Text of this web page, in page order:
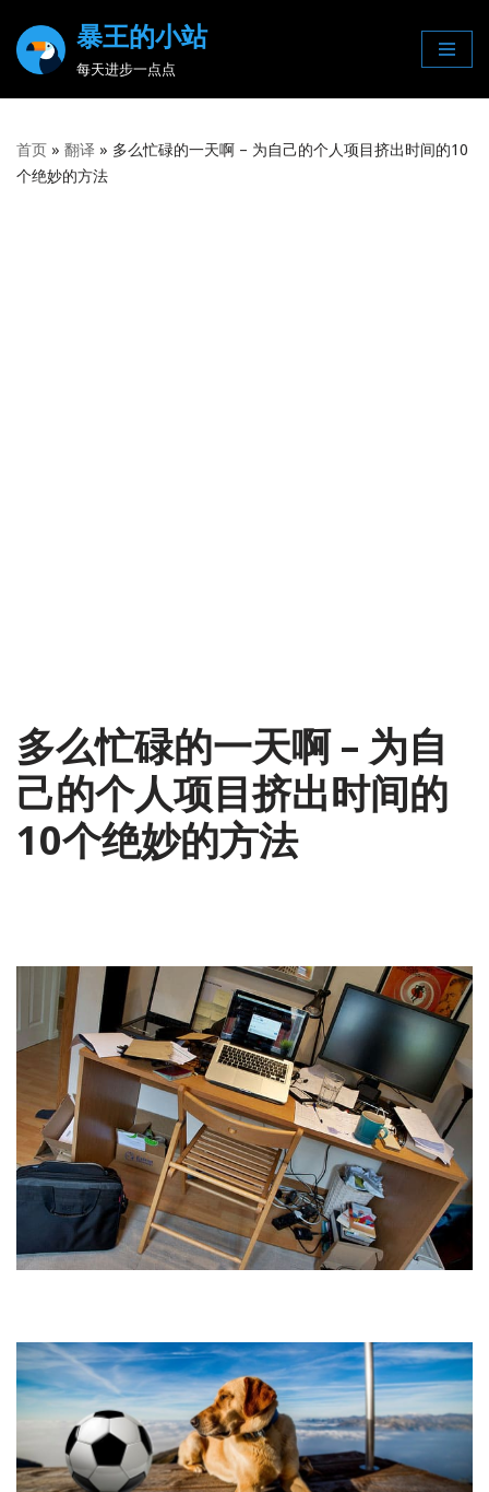
Skip
暴王的小站
每天进步一点点
首页 » 翻译 » 多么忙碌的一天啊 – 为自己的个人项目挤出时间的10
个绝妙的方法
多么忙碌的一天啊 – 为自
己的个人项目挤出时间的
10个绝妙的方法